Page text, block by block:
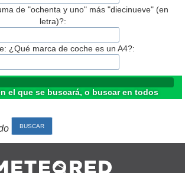
de "ochenta y uno" más "diecinueve" (en
letra)?:
¿Qué marca de coche es un A4?:
el que se buscará, o buscar en todos